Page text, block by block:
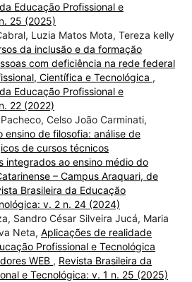
Educação Profissional e
25 (2025)
Luzia Matos Mota, Tereza kelly
da inclusão e da formação
com deficiência na rede federal
Científica e Tecnológica ,
Educação Profissional e
22 (2022)
Celso João Carminati,
ensino de filosofia: análise de
de cursos técnicos
integrados ao ensino médio do
– Campus Araquari, de
Brasileira da Educação
v. 2 n. 24 (2024)
Sandro César Silveira Jucá, Maria
Neta, Aplicações de realidade
Profissional e Tecnológica
WEB , Revista Brasileira da
e Tecnológica: v. 1 n. 25 (2025)